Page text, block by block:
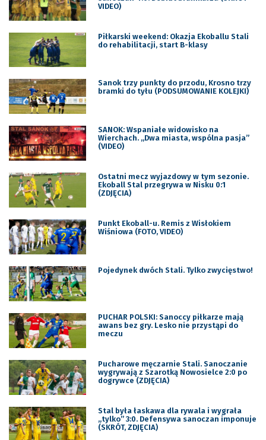
VIDEO)
Piłkarski weekend: Okazja Ekoballu Stali
do rehabilitacji, start B-klasy
Sanok trzy punkty do przodu, Krosno trzy
bramki do tyłu (PODSUMOWANIE KOLEJKI)
SANOK: Wspaniałe widowisko na
Wierchach. „Dwa miasta, wspólna pasja”
(VIDEO)
Ostatni mecz wyjazdowy w tym sezonie.
Ekoball Stal przegrywa w Nisku 0:1
(ZDJĘCIA)
Punkt Ekoball-u. Remis z Wisłokiem
Wiśniowa (FOTO, VIDEO)
Pojedynek dwóch Stali. Tylko zwycięstwo!
PUCHAR POLSKI: Sanoccy piłkarze mają
awans bez gry. Lesko nie przystąpi do
meczu
Pucharowe męczarnie Stali. Sanoczanie
wygrywają z Szarotką Nowosielce 2:0 po
dogrywce (ZDJĘCIA)
Stal była łaskawa dla rywala i wygrała
„tylko” 3:0. Defensywa sanoczan imponuje
(SKRÓT, ZDJĘCIA)